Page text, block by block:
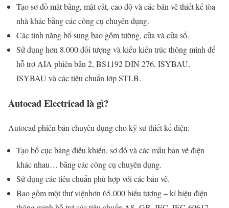
Tạo sơ đồ mặt bằng, mặt cắt, cao độ và các bản vẽ thiết kế tòa
nhà khác bằng các công cụ chuyên dụng.
Các tính năng bổ sung bao gồm tường, cửa và cửa sổ.
Sử dụng hơn 8.000 đối tượng và kiểu kiến ​​trúc thông minh để
hỗ trợ AIA phiên bản 2, BS1192 DIN 276, ISYBAU,
ISYBAU và các tiêu chuẩn lớp STLB.
Autocad Electricad là gì?
Autocad phiên bản chuyên dụng cho kỹ sư thiết kế điện:
Tạo bố cục bảng điều khiển, sơ đồ và các mẫu bản vẽ điện
khác nhau… bằng các công cụ chuyên dụng.
Sử dụng các tiêu chuẩn phù hợp với các bản vẽ.
Bao gồm một thư việnhơn 65.000 biểu tượng – kí hiệu điện